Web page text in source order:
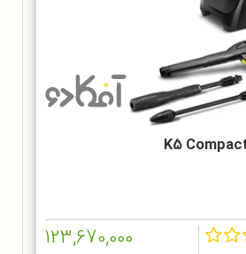
123,670,000